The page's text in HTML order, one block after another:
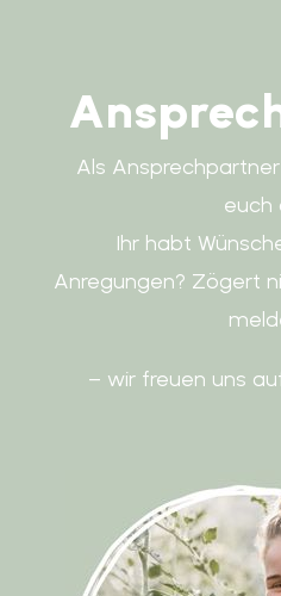
Als
euch
Ihr habt
Anregungen? Zögert
– wir freuen uns